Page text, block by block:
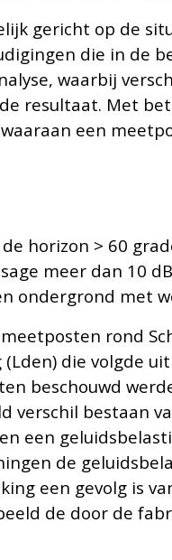
gericht op de
die in de
waarbij
resultaat. Met
een
horizon > 60
meer dan 10
ondergrond met
rond
die volgde
beschouwd
verschil bestaan
een
de
een gevolg is
de door de